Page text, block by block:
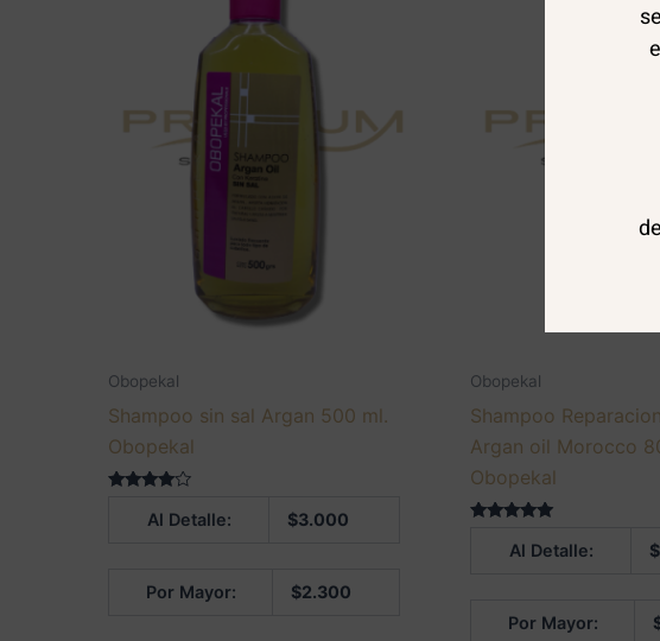
Obopekal
Shampoo sin sal Argan 500 ml.
Obopekal
Al Detalle: $3.000
Por Mayor: $2.300
Obopekal
Shampoo
Argan oil Morocco
Obopekal
Al Detalle: $
Por Mayor: